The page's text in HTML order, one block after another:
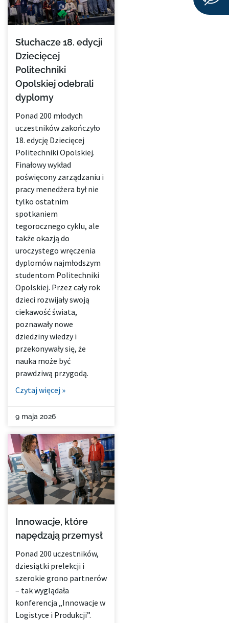
Słuchacze 18. edycji
Dziecięcej
Politechniki
Opolskiej odebrali
dyplomy
Ponad 200 młodych
uczestników zakończyło
18. edycję Dziecięcej
Politechniki Opolskiej.
Finałowy wykład
poświęcony zarządzaniu i
pracy menedżera był nie
tylko ostatnim
spotkaniem
tegorocznego cyklu, ale
także okazją do
uroczystego wręczenia
dyplomów najmłodszym
studentom Politechniki
Opolskiej. Przez cały rok
dzieci rozwijały swoją
ciekawość świata,
poznawały nowe
dziedziny wiedzy i
przekonywały się, że
nauka może być
prawdziwą przygodą.
Czytaj więcej »
9 maja 2026
Innowacje, które
napędzają przemysł
Ponad 200 uczestników,
dziesiątki prelekcji i
szerokie grono partnerów
– tak wyglądała
konferencja „Innowacje w
Logistyce i Produkcji”.